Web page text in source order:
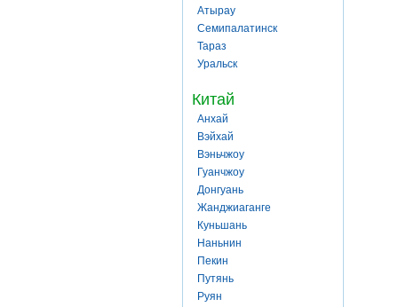
Атырау
Семипалатинск
Тараз
Уральск
Китай
Анхай
Вэйхай
Вэньчжоу
Гуанчжоу
Донгуань
Жанджиаганге
Куньшань
Наньнин
Пекин
Путянь
Руян